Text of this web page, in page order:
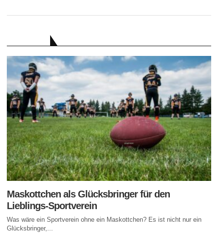
Maskottchen als Glücksbringer für den
Lieblings-Sportverein
Was wäre ein Sportverein ohne ein Maskottchen? Es ist nicht nur ein
Glücksbringer,...